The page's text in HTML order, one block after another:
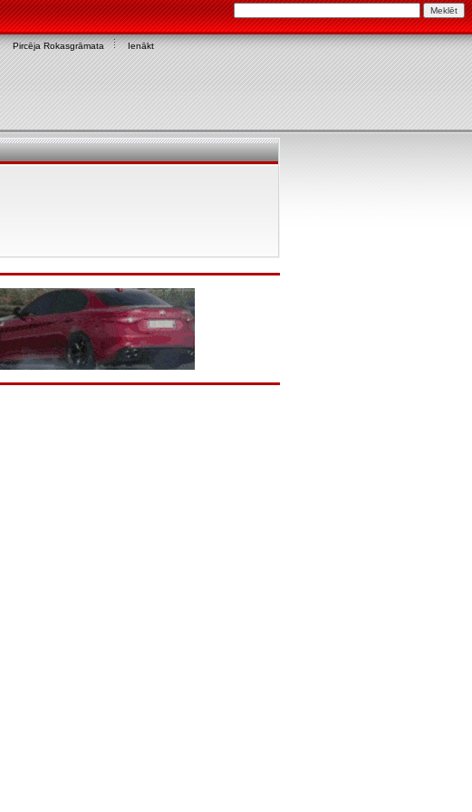
Pircēja Rokasgrāmata Ienākt